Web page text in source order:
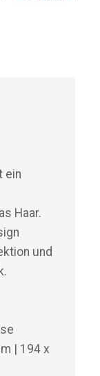
ein
Haar.
und
| 194 x